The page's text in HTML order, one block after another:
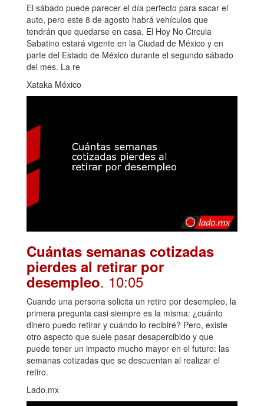
El sábado puede parecer el día perfecto para sacar el
auto, pero este 8 de agosto habrá vehículos que
tendrán que quedarse en casa. El Hoy No Circula
Sabatino estará vigente en la Ciudad de México y en
parte del Estado de México durante el segundo sábado
del mes. La re
Xataka México
Cuántas semanas cotizadas
pierdes al retirar por
desempleo. 10:05
Cuando una persona solicita un retiro por desempleo, la
primera pregunta casi siempre es la misma: ¿cuánto
dinero puedo retirar y cuándo lo recibiré? Pero, existe
otro aspecto que suele pasar desapercibido y que
puede tener un impacto mucho mayor en el futuro: las
semanas cotizadas que se descuentan al realizar el
retiro.
Lado.mx